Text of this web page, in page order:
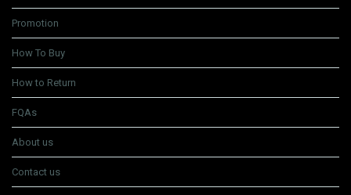
Promotion
How To Buy
How to Return
FQAs
About us
Contact us